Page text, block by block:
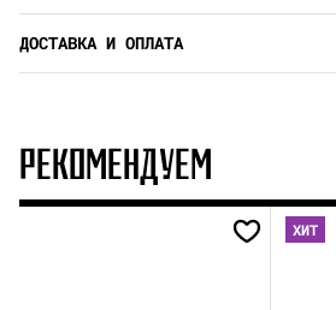
ДОСТАВКА И ОПЛАТА
РЕКОМЕНДУЕМ
ХИТ